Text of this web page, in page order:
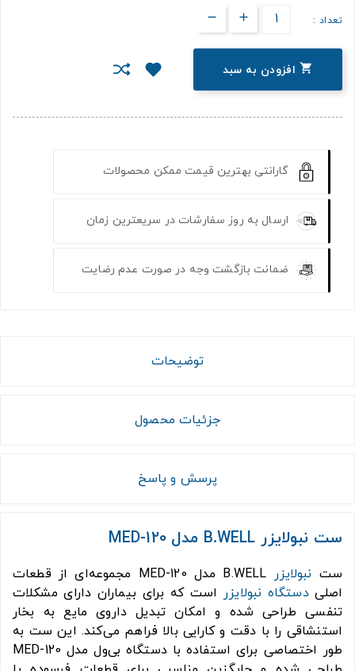
تعداد :
 افزودن به سبد
گارانتی بهترین قیمت ممکن محصولات
ارسال به روز سفارشات در سریعترین زمان
ضمانت بازگشت وجه در صورت عدم رضایت
توضیحات
جزئیات محصول
پرسش و پاسخ
ست نبولایزر B.WELL مدل 120-MED
ست نبولایزر
B.WELL مدل 120-MED مجموعه‌ای از قطعات
اصلیدستگاه نبولایزر است که برای بیماران دارای مشکلات
تنفسی طراحی شده و امکان تبدیل داروی مایع به بخار
استنشاقی را با دقت و کارایی بالا فراهم می‌کند. این ست به
طور اختصاصی برای استفاده با دستگاه بی‌ول مدل 120-MED